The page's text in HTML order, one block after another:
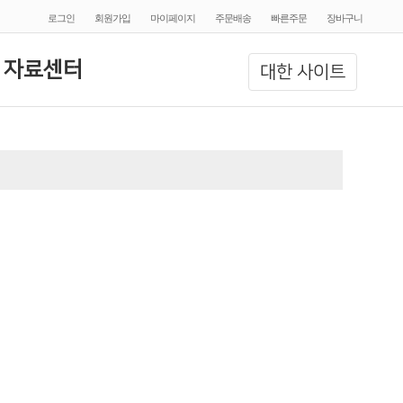
로그인 회원가입 마이페이지 주문배송 빠른주문 장바구니
대한 사이트
료센터